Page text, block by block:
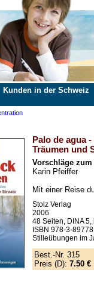
Kunden in der Schweiz
Palo de agua
Träumen und
Vorschläge
Karin Pfeiffer
Mit einer Reise
Stolz Verlag
2006
48 Seiten, DINA 5,
ISBN 978-3-
Stilleübungen im
Best.-Nr. 315
Preis (D): 7.50 €